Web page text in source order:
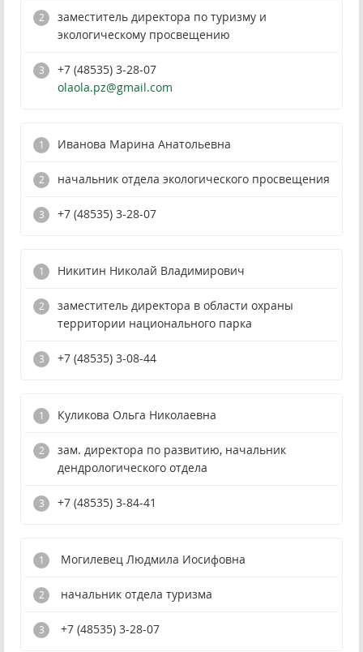
заместитель директора по туризму и
экологическому просвещению
+7 (48535) 3-28-07
olaola.pz@gmail.com
Иванова Марина Анатольевна
начальник отдела экологического просвещения
+7 (48535) 3-28-07
Никитин Николай Владимирович
заместитель директора в области охраны
территории национального парка
+7 (48535) 3-08-44
Куликова Ольга Николаевна
зам. директора по развитию, начальник
дендрологического отдела
+7 (48535) 3-84-41
Могилевец Людмила Иосифовна
начальник отдела туризма
+7 (48535) 3-28-07